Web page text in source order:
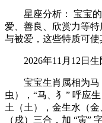
星座分析： 宝宝的
爱、善良、欣赏力等
与被爱，这些特质可使
2026年11月12日生
宝宝生肖属相为马
虫），“马、犭” 呼应
土（土），金生水（
（戌）三合，加 “寅”